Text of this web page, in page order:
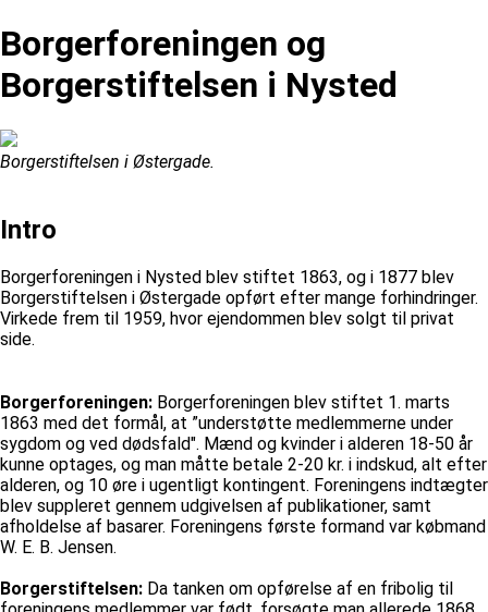
Borgerforeningen og
Borgerstiftelsen i Nysted
Borgerstiftelsen i Østergade.
Intro
Borgerforeningen i Nysted blev stiftet 1863, og i 1877 blev
Borgerstiftelsen i Østergade opført efter mange forhindringer.
Virkede frem til 1959, hvor ejendommen blev solgt til privat
side.
Borgerforeningen: Borgerforeningen blev stiftet 1. marts
1863 med det formål, at ”understøtte medlemmerne under
sygdom og ved dødsfald". Mænd og kvinder i alderen 18-50 år
kunne optages, og man måtte betale 2-20 kr. i indskud, alt efter
alderen, og 10 øre i ugentligt kontingent. Foreningens indtægter
blev suppleret gennem udgivelsen af publikationer, samt
afholdelse af basarer. Foreningens første formand var købmand
W. E. B. Jensen.
Borgerstiftelsen: Da tanken om opførelse af en fribolig til